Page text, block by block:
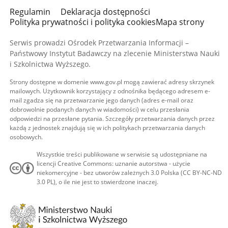
Regulamin
Deklaracja dostępności
Polityka prywatności i polityka cookiesMapa strony
Serwis prowadzi Ośrodek Przetwarzania Informacji –
Państwowy Instytut Badawczy na zlecenie Ministerstwa Nauki
i Szkolnictwa Wyższego.
Strony dostępne w domenie www.gov.pl mogą zawierać adresy skrzynek
mailowych. Użytkownik korzystający z odnośnika będącego adresem e-
mail zgadza się na przetwarzanie jego danych (adres e-mail oraz
dobrowolnie podanych danych w wiadomości) w celu przesłania
odpowiedzi na przesłane pytania. Szczegóły przetwarzania danych przez
każdą z jednostek znajdują się w ich politykach przetwarzania danych
osobowych.
Wszystkie treści publikowane w serwisie są udostępniane na
licencji Creative Commons: uznanie autorstwa - użycie
niekomercyjne - bez utworów zależnych 3.0 Polska (CC BY-NC-ND
3.0 PL), o ile nie jest to stwierdzone inaczej.